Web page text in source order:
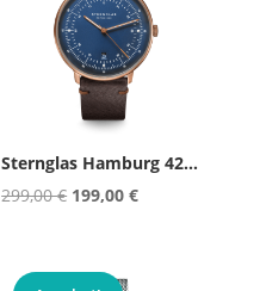
Sternglas Hamburg 42mm in Bronze...
299,00€ Ursprünglicher
199,00€Aktueller